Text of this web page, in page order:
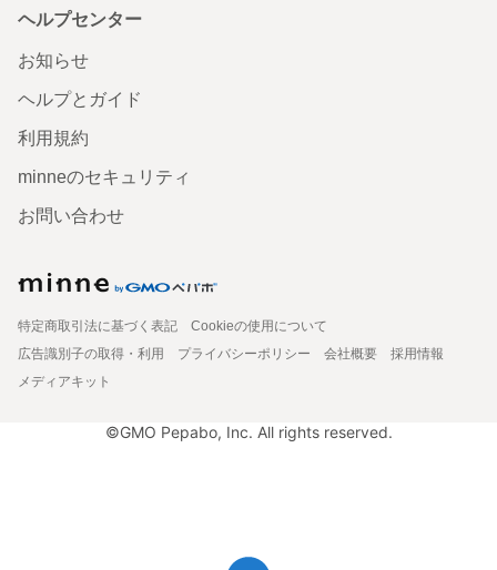
ヘルプセンター
お知らせ
ヘルプとガイド
利用規約
minneのセキュリティ
お問い合わせ
特定商取引法に基づく表記
Cookieの使用について
広告識別子の取得・利用
プライバシーポリシー 会社概要
採用情報
メディアキット
©GMO Pepabo, Inc. All rights reserved.